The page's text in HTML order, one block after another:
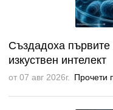
Създадоха първите
изкуствен интелект
от 07 авг 2026г. Прочети